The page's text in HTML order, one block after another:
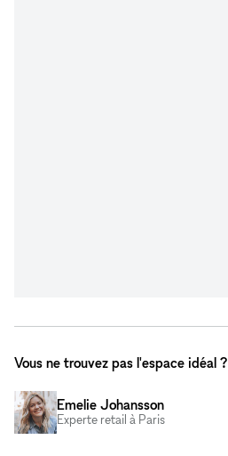
Vous ne trouvez pas l'espace idéal ?
Emelie Johansson
Experte retail à Paris